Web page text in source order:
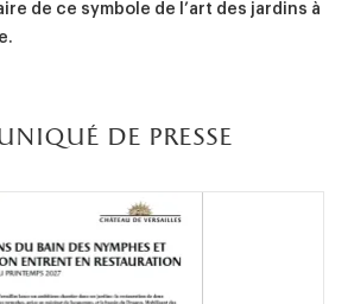
de ce symbole de l’art des jardins à
de presse